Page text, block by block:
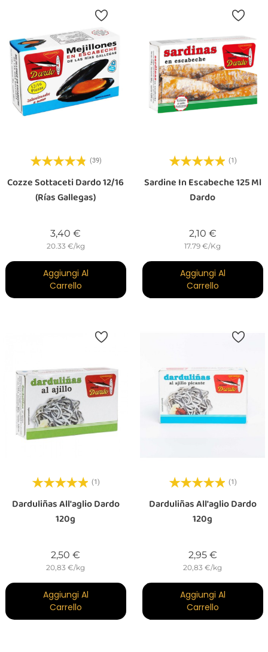
(39)
Cozze Sottaceti Dardo 12/16
(Rías Gallegas)
3,40 €
20.33 €/kg
Aggiungi Al
Carrello
(1)
Sardine In Escabeche 125 Ml
Dardo
2,10 €Prezzo
17.79 €/Kg
Aggiungi Al
Carrello
(1)
Darduliñas All'aglio Dardo
120g
2,50 €
20,83 €/kg
Aggiungi Al
Carrello
(1)
Darduliñas All'aglio Dardo
120g
2,95 €Prezzo
20,83 €/kg
Aggiungi Al
Carrello